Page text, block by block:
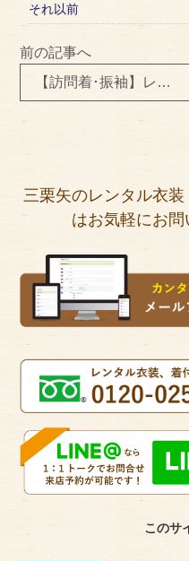
それ以前
前の記事へ
【訪問着･振袖】レンタル衣装(訪問着) 出張着付け＆ヘアセット
三栗矢のレンタル衣
はお気軽にお問
このサ